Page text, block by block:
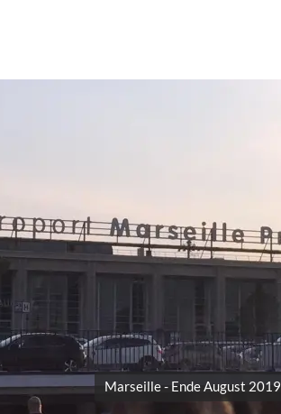
Marseille - Ende August 2019